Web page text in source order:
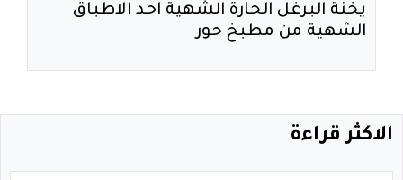
يخنة البرغل الحارة الشهية احد الاطباق
الشهية من مطبخ حور
الاكثر قراءة